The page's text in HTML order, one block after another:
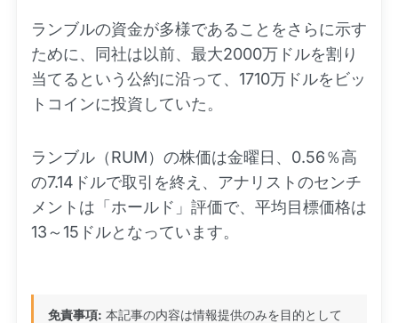
ランブルの資金が多様であることをさらに示す
ために、同社は以前、最大2000万ドルを割り
当てるという公約に沿って、1710万ドルをビッ
トコインに投資していた。
ランブル（RUM）の株価は金曜日、0.56％高
の7.14ドルで取引を終え、アナリストのセンチ
メントは「ホールド」評価で、平均目標価格は
13～15ドルとなっています。
免責事項: 本記事の内容は情報提供のみを目的として